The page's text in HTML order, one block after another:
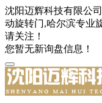
沈阳迈辉科技有限公
动旋转门,哈尔滨专业
请关注！
您暂无新询盘信息！